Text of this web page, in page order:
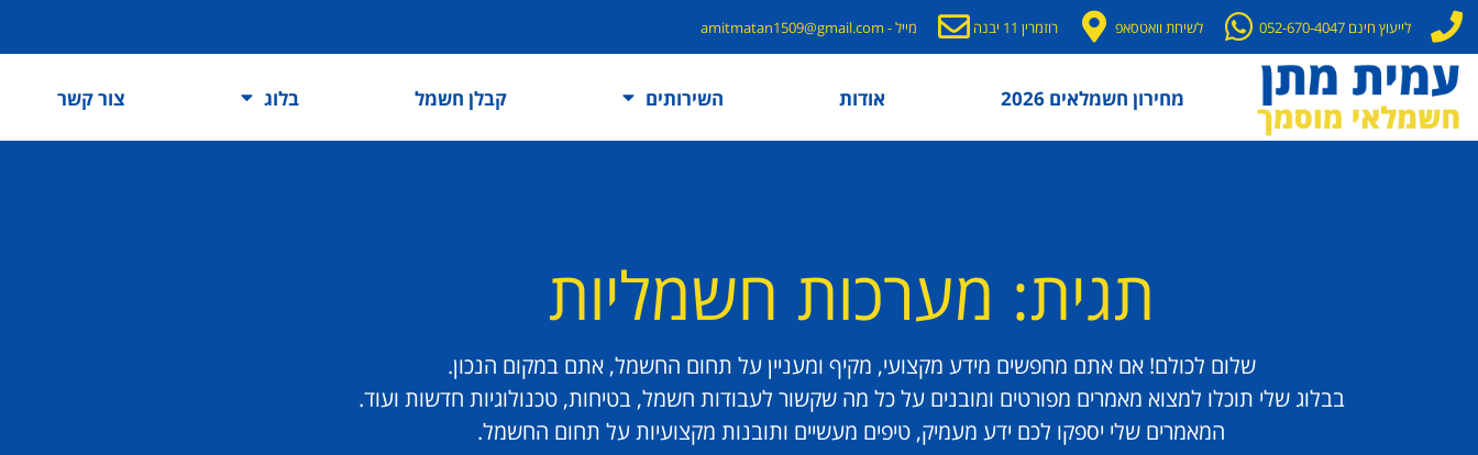
לייעוץ חינם 052-670-4047 לשיחת וואטסאפ רוזמרין 11 יבנה מייל - amitmatan1509@gmail.com
מחירון חשמלאים 2026 אודות השירותים קבלן חשמל בלוג צור קשר
תגית: מערכות חשמליות
שלום לכולם! אם אתם מחפשים מידע מקצועי, מקיף ומעניין על תחום החשמל, אתם במקום הנכון.
בבלוג שלי תוכלו למצוא מאמרים מפורטים ומובנים על כל מה שקשור לעבודות חשמל, בטיחות, טכנולוגיות חדשות ועוד.
המאמרים שלי יספקו לכם ידע מעמיק, טיפים מעשיים ותובנות מקצועיות על תחום החשמל.